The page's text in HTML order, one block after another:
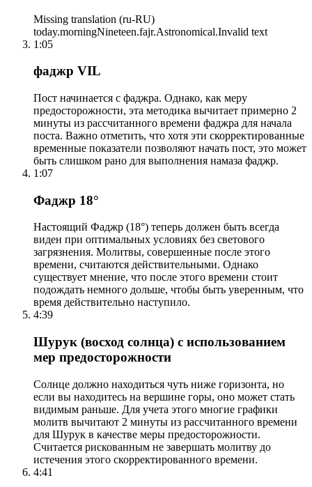
Missing translation (ru-RU)
today.morningNineteen.fajr.Astronomical.Invalid text
1:05
фаджр VIL
Пост начинается с фаджра. Однако, как меру
предосторожности, эта методика вычитает примерно 2
минуты из рассчитанного времени фаджра для начала
поста. Важно отметить, что хотя эти скорректированные
временные показатели позволяют начать пост, это может
быть слишком рано для выполнения намаза фаджр.
1:07
Фаджр 18°
Настоящий Фаджр (18°) теперь должен быть всегда
виден при оптимальных условиях без светового
загрязнения. Молитвы, совершенные после этого
времени, считаются действительными. Однако
существует мнение, что после этого времени стоит
подождать немного дольше, чтобы быть уверенным, что
время действительно наступило.
4:39
Шурук (восход солнца) с использованием
мер предосторожности
Солнце должно находиться чуть ниже горизонта, но
если вы находитесь на вершине горы, оно может стать
видимым раньше. Для учета этого многие графики
молитв вычитают 2 минуты из рассчитанного времени
для Шурук в качестве меры предосторожности.
Считается рискованным не завершать молитву до
истечения этого скорректированного времени.
4:41